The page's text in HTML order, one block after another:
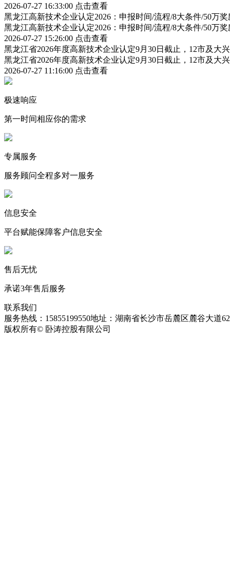
2026-07-27 16:33:00 点击查看
黑龙江高新技术企业认定2026：申报时间/流程/8大条件/50万
黑龙江高新技术企业认定2026：申报时间/流程/8大条件/50万
2026-07-27 15:26:00 点击查看
黑龙江省2026年度高新技术企业认定9月30日截止，12市及大
黑龙江省2026年度高新技术企业认定9月30日截止，12市及大
2026-07-27 11:16:00 点击查看
极速响应
第一时间相应你的需求
专属服务
服务顾问全程多对一服务
信息安全
平台赋能保障客户信息安全
售后无忧
承诺3年售后服务
联系我们
服务热线：15855199550地址：湖南省长沙市岳麓区麓谷大道
版权所有© 卧涛控股有限公司